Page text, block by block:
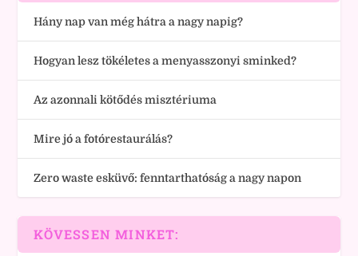
Hány nap van még hátra a nagy napig?
Hogyan lesz tökéletes a menyasszonyi sminked?
Az azonnali kötődés misztériuma
Mire jó a fotórestaurálás?
Zero waste esküvő: fenntarthatóság a nagy napon
KÖVESSEN MINKET: